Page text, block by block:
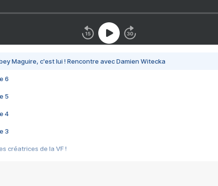
Maguire, c'est lui ! Rencontre avec Damien Witecka
6
5
4
3
créatrices de la VF !